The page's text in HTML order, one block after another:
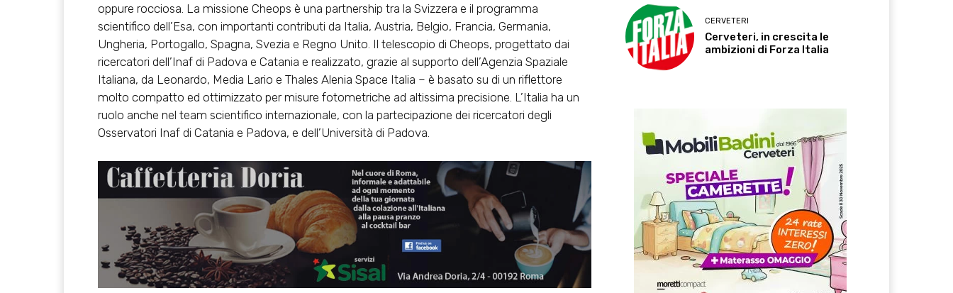
oppure rocciosa. La missione Cheops è una partnership tra la Svizzera e il programma
scientifico dell’Esa, con importanti contributi da Italia, Austria, Belgio, Francia, Germania,
Ungheria, Portogallo, Spagna, Svezia e Regno Unito. Il telescopio di Cheops, progettato dai
ricercatori dell’Inaf di Padova e Catania e realizzato, grazie al supporto dell’Agenzia Spaziale
Italiana, da Leonardo, Media Lario e Thales Alenia Space Italia – è basato su di un riflettore
molto compatto ed ottimizzato per misure fotometriche ad altissima precisione. L’Italia ha un
ruolo anche nel team scientifico internazionale, con la partecipazione dei ricercatori degli
Osservatori Inaf di Catania e Padova, e dell’Università di Padova.
CERVETERI
Cerveteri, in crescita le
ambizioni di Forza Italia